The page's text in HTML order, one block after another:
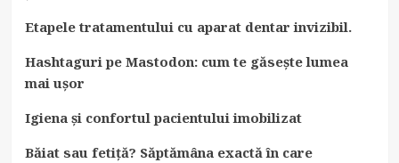
Etapele tratamentului cu aparat dentar invizibil.
Hashtaguri pe Mastodon: cum te găsește lumea
mai ușor
Igiena și confortul pacientului imobilizat
Băiat sau fetiță? Săptămâna exactă în care